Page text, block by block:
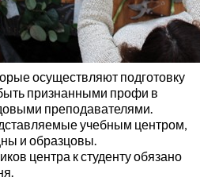
осуществляют подготовку
признанными профи в
преподавателями.
учебным центром,
и образцовы.
центра к студенту обязано